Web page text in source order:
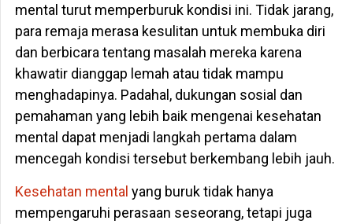
mental turut memperburuk kondisi ini. Tidak jarang,
para remaja merasa kesulitan untuk membuka diri
dan berbicara tentang masalah mereka karena
khawatir dianggap lemah atau tidak mampu
menghadapinya. Padahal, dukungan sosial dan
pemahaman yang lebih baik mengenai kesehatan
mental dapat menjadi langkah pertama dalam
mencegah kondisi tersebut berkembang lebih jauh.
Kesehatan mental yang buruk tidak hanya
mempengaruhi perasaan seseorang, tetapi juga